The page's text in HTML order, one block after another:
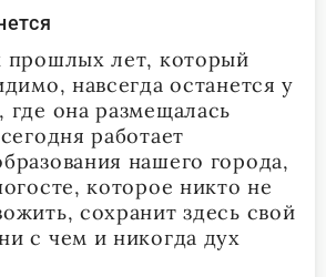
прошлых лет, который
навсегда останется у
она размещалась
работает
нашего города,
которое никто не
сохранит здесь свой
с чем и никогда дух